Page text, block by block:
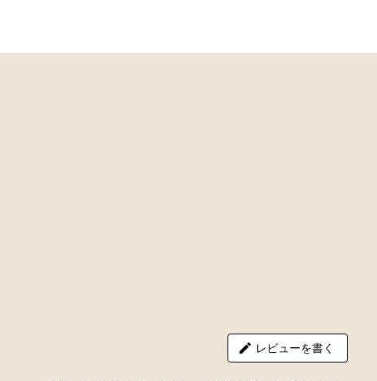
レビューを書く